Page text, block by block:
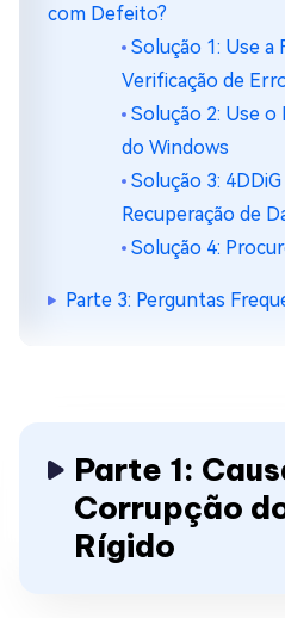
com Defeito?
Solução 1: Use a
Verificação de
Solução 2: Use
do Windows
Solução 3:
Recuperação de
Solução 4:
Parte 3: Perguntas
Parte 1:
Corrupção
Rígido